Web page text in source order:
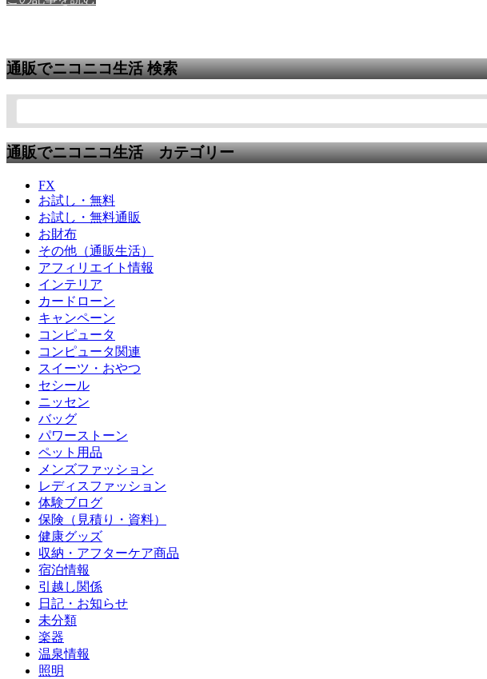
通販でニコニコ生活 検索
通販でニコニコ生活 カテゴリー
FX
お試し・無料
お試し・無料通販
お財布
その他（通販生活）
アフィリエイト情報
インテリア
カードローン
キャンペーン
コンピュータ
コンピュータ関連
スイーツ・おやつ
セシール
ニッセン
バッグ
パワーストーン
ペット用品
メンズファッション
レディスファッション
体験ブログ
保険（見積り・資料）
健康グッズ
収納・アフターケア商品
宿泊情報
引越し関係
日記・お知らせ
未分類
楽器
温泉情報
照明